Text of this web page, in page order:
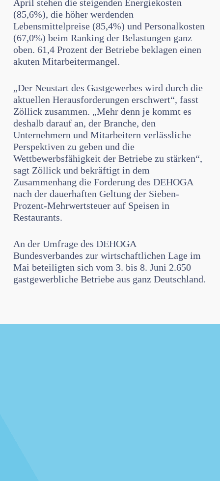
April stehen die steigenden Energiekosten
(85,6%), die höher werdenden
Lebensmittelpreise (85,4%) und Personalkosten
(67,0%) beim Ranking der Belastungen ganz
oben. 61,4 Prozent der Betriebe beklagen einen
akuten Mitarbeitermangel.
„Der Neustart des Gastgewerbes wird durch die
aktuellen Herausforderungen erschwert“, fasst
Zöllick zusammen. „Mehr denn je kommt es
deshalb darauf an, der Branche, den
Unternehmern und Mitarbeitern verlässliche
Perspektiven zu geben und die
Wettbewerbsfähigkeit der Betriebe zu stärken“,
sagt Zöllick und bekräftigt in dem
Zusammenhang die Forderung des DEHOGA
nach der dauerhaften Geltung der Sieben-
Prozent-Mehrwertsteuer auf Speisen in
Restaurants.
An der Umfrage des DEHOGA
Bundesverbandes zur wirtschaftlichen Lage im
Mai beteiligten sich vom 3. bis 8. Juni 2.650
gastgewerbliche Betriebe aus ganz Deutschland.